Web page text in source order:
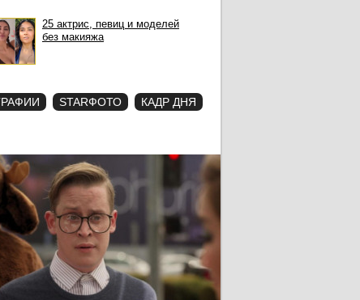
25 актрис, певиц и моделей
без макияжа
STARФОТО КАДР ДНЯ